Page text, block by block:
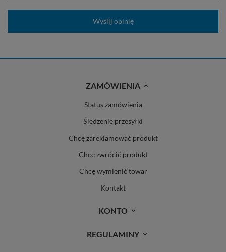
Wyślij opinię
ZAMÓWIENIA
Status zamówienia
Śledzenie przesyłki
Chcę zareklamować produkt
Chcę zwrócić produkt
Chcę wymienić towar
Kontakt
KONTO
REGULAMINY